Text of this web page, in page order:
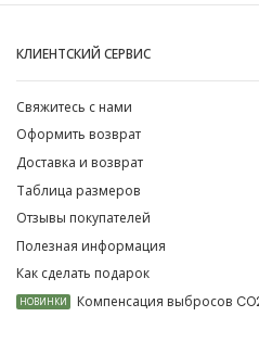
КЛИЕНТСКИЙ СЕРВИС
Свяжитесь с нами
Оформить возврат
Доставка и возврат
Таблица размеров
Отзывы покупателей
Полезная информация
Как сделать подарок
НОВИНКИ Компенсация выбросов